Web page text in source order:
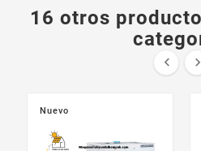
16 otros
 
Nuevo